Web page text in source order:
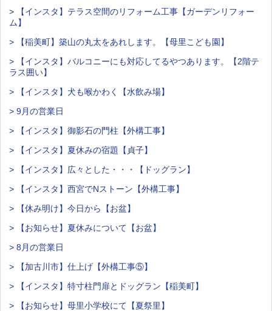
> 【インスタ】テラス空間のリフォーム工事【ガーデンリフォー
ム】
> 【稲美町】築山の丸太をあれします。【母里こども園】
> 【インスタ】バルコニーにも対応してるやつあります。【2階テ
ラス囲い】
> 【インスタ】犬も喉かわく【水飲み場】
> 9月の営業日
> 【インスタ】御影石の門柱【外構工事】
> 【インスタ】夏休みの宿題【貞子】
> 【インスタ】広々とした・・・【ドッグラン】
> 【インスタ】西宮でNストーン【外構工事】
> 【休み明け】今日から【お盆】
> 【お知らせ】夏休みについて【お盆】
> 8月の営業日
> 【加古川市】仕上げ【外構工事⑤】
> 【インスタ】特寸柱門扉とドッグラン【稲美町】
> 【お知らせ】母里小学校にて【夏祭里】